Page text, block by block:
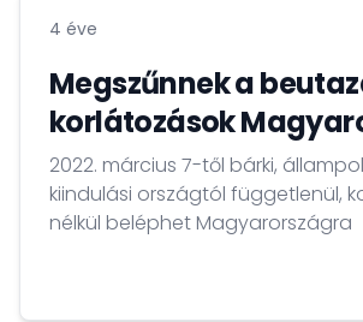
4 éve
Megszűnnek a
korlátozások
2022. március 7-től bárki,
kiindulási országtól függetlenül,
nélkül beléphet Magyarországra